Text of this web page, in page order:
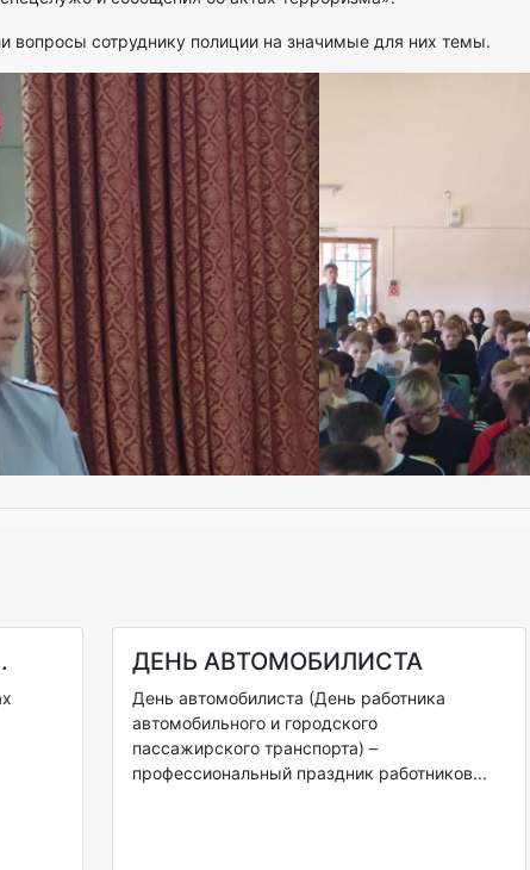
вопросы сотруднику полиции на значимые для них темы.
ДЕНЬ АВТОМОБИЛИСТА
День автомобилиста (День работника
автомобильного и городского
пассажирского транспорта) –
профессиональный праздник работников...